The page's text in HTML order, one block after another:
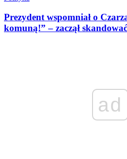
Prezydent wspomniał o
komuną!” – zaczął
ad